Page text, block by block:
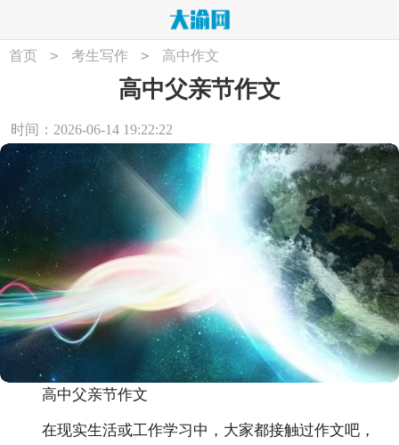
首页 > 考生写作 > 高中作文
高中父亲节作文
时间：2026-06-14 19:22:22
高中父亲节作文
在现实生活或工作学习中，大家都接触过作文吧，